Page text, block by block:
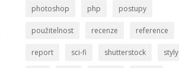
photoshop php postupy
použitelnost recenze reference
report sci-fi shutterstock styly